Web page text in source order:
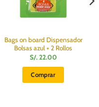
Bags on board Dispensador
Bolsas azul + 2 Rollos
S/.22.00
Comprar